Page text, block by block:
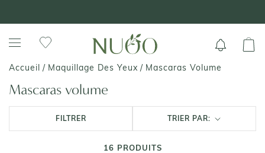
Accueil / Maquillage Des Yeux / Mascaras Volume
Mascaras volume
FILTRER TRIER PAR:
16 PRODUITS